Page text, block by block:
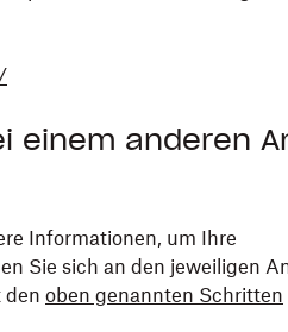
einem anderen
Informationen, um Ihre
Sie sich an den jeweiligen
den oben genannten Schritten